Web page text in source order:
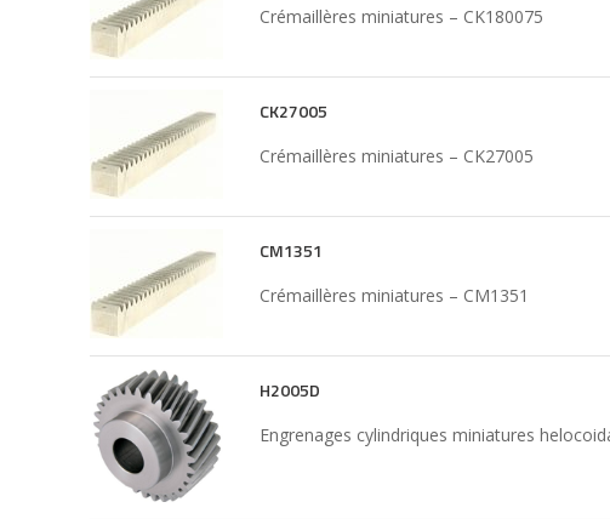
Crémaillères miniatures – CK180075
CK27005
Crémaillères miniatures – CK27005
CM1351
Crémaillères miniatures – CM1351
H2005D
Engrenages cylindriques miniatures